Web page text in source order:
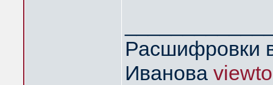
Расшифровки
Иванова